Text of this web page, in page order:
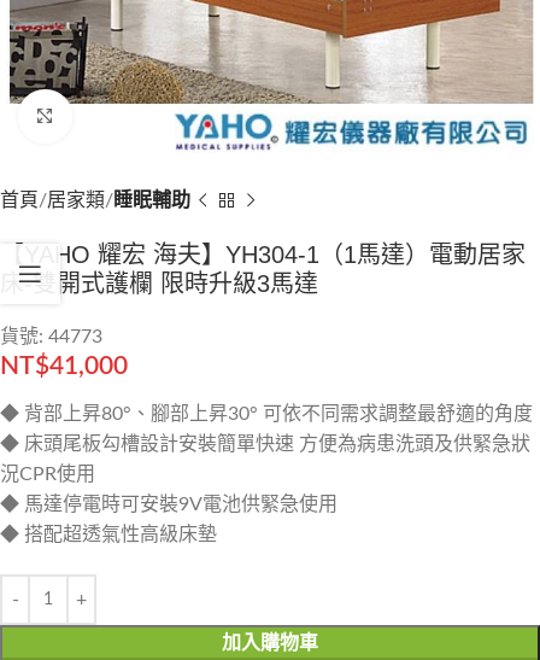
Click to enlarge
首頁 居家類 睡眠輔助
【YAHO 耀宏 海夫】YH304-1（1馬達）電動居家
床-雙開式護欄 限時升級3馬達
貨號: 44773
NT$41,000
◆ 背部上昇80°、腳部上昇30° 可依不同需求調整最舒適的角度
◆ 床頭尾板勾槽設計安裝簡單快速 方便為病患洗頭及供緊急狀
況CPR使用
◆ 馬達停電時可安裝9V電池供緊急使用
◆ 搭配超透氣性高級床墊
加入購物車